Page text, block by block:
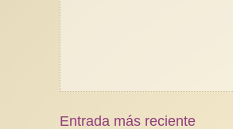
Entrada más reciente